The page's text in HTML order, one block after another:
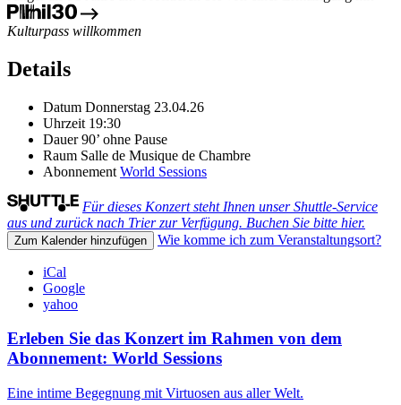
Kulturpass willkommen
Details
Datum Donnerstag 23.04.26
Uhrzeit 19:30
Dauer 90’ ohne Pause
Raum Salle de Musique de Chambre
Abonnement World Sessions
Für dieses Konzert steht Ihnen unser Shuttle-Service
aus und zurück nach Trier zur Verfügung. Buchen Sie bitte hier.
Zum Kalender hinzufügen Wie komme ich zum Veranstaltungsort?
iCal
Google
yahoo
Erleben Sie das Konzert im Rahmen von dem
Abonnement: World Sessions
Eine intime Begegnung mit Virtuosen aus aller Welt.